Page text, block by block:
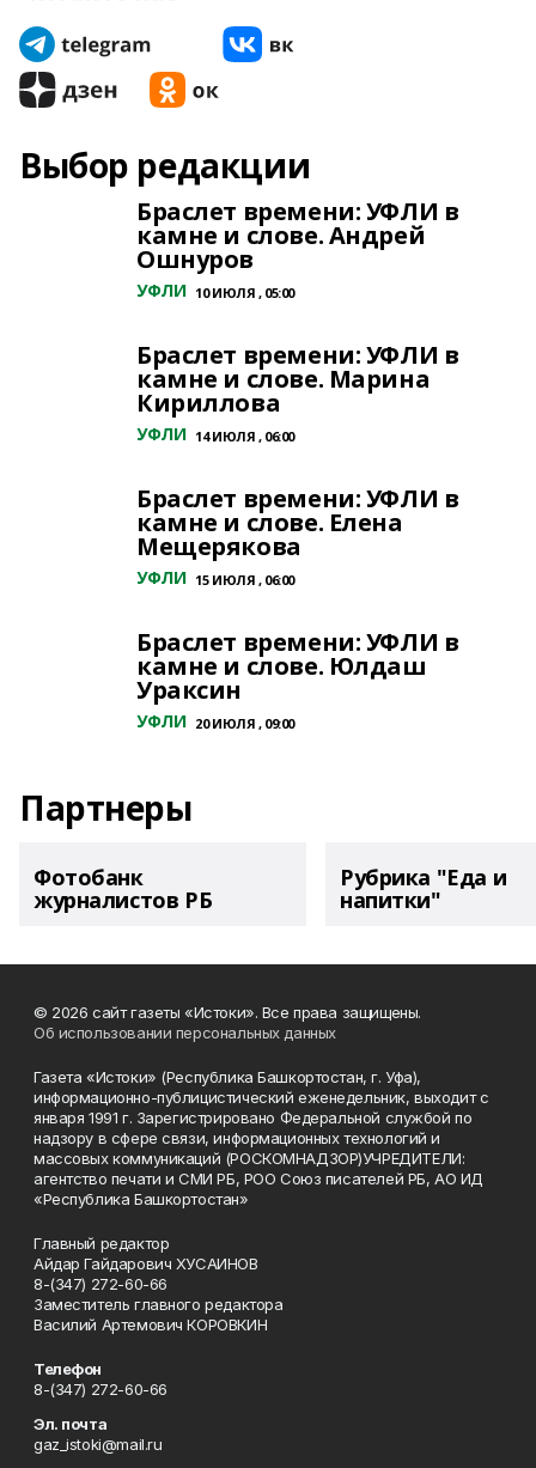
Выбор редакции
Браслет времени: УФЛИ в
камне и слове. Андрей
Ошнуров
УФЛИ 10 ИЮЛЯ , 05:00
Браслет времени: УФЛИ в
камне и слове. Марина
Кириллова
УФЛИ 14 ИЮЛЯ , 06:00
Браслет времени: УФЛИ в
камне и слове. Елена
Мещерякова
УФЛИ 15 ИЮЛЯ , 06:00
Браслет времени: УФЛИ в
камне и слове. Юлдаш
Ураксин
УФЛИ 20 ИЮЛЯ , 09:00
Партнеры
Фотобанк
журналистов РБ
Рубрика "Еда и
напитки"
© 2026 сайт газеты «Истоки». Все права защищены.
Об использовании персональных данных
Газета «Истоки» (Республика Башкортостан, г. Уфа),
информационно-публицистический еженедельник, выходит с
января 1991 г. Зарегистрировано Федеральной службой по
надзору в сфере связи, информационных технологий и
массовых коммуникаций (РОСКОМНАДЗОР)УЧРЕДИТЕЛИ:
агентство печати и СМИ РБ, РОО Союз писателей РБ, АО ИД
«Республика Башкортостан»
Главный редактор
Айдар Гайдарович ХУСАИНОВ
8-(347) 272-60-66
Заместитель главного редактора
Василий Артемович КОРОВКИН
Телефон
8-(347) 272-60-66
Эл. почта
gaz_istoki@mail.ru